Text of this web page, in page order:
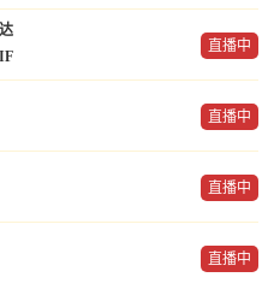
直播中
直播中
直播中
直播中